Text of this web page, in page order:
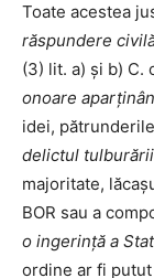
Toate acestea
răspundere
(3) lit. a) și b) C.
onoare
idei,
delictul
majoritate,
BOR sau a
o ingerință a
ordine ar fi